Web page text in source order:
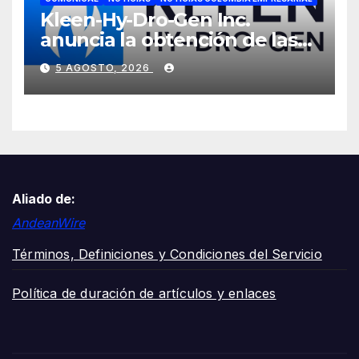
Kleen-Hy-Dro-Gen Inc.
anuncia la obtención de las
certificaciones ISO 9001:2015
y TSSA
5 AGOSTO, 2026
Aliado de:
AndeanWire
Términos, Definiciones y Condiciones del Servicio
Política de duración de artículos y enlaces